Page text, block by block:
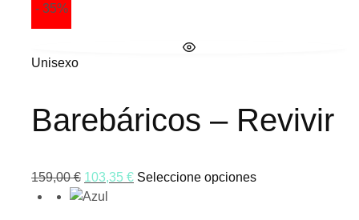
- 35%
Unisexo
Barebáricos – Revivir
159,00€ 103,35 € Seleccione opciones